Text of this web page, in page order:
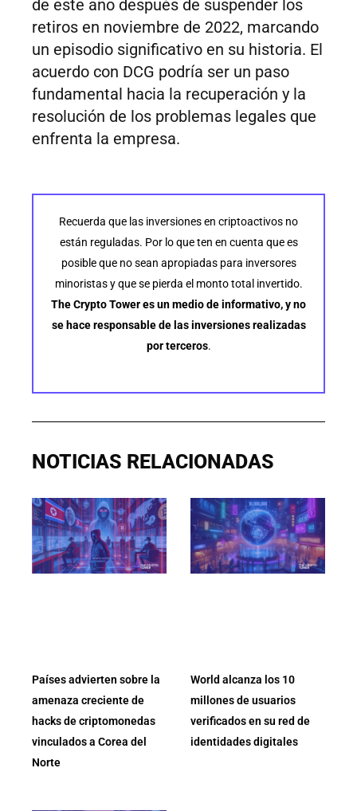
de este año después de suspender los
retiros en noviembre de 2022, marcando
un episodio significativo en su historia. El
acuerdo con DCG podría ser un paso
fundamental hacia la recuperación y la
resolución de los problemas legales que
enfrenta la empresa.
Recuerda que las inversiones en criptoactivos no
están reguladas. Por lo que ten en cuenta que es
posible que no sean apropiadas para inversores
minoristas y que se pierda el monto total invertido.
The Crypto Tower es un medio de informativo, y no
se hace responsable de las inversiones realizadas
por terceros.
NOTICIAS RELACIONADAS
Países advierten sobre la
amenaza creciente de
hacks de criptomonedas
vinculados a Corea del
Norte
World alcanza los 10
millones de usuarios
verificados en su red de
identidades digitales